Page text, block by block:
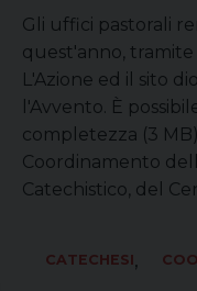
Gli uffici pastorali
quest'anno,
L'Azione ed il sito
l'Avvento. È
completezza (3
Coordinamento
Catechistico, del
CATECHESI,